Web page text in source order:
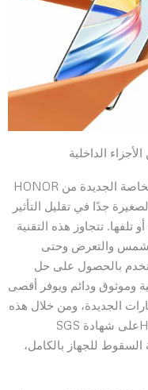
علاوة على ذلك، يمكن أن تساعد المواد الخاصة الجديدة من HONOR
جدًا في تقليل التأثير
تتجاوز هذه التقنية
والتعرض وحتى
بالحصول على حل
وموثوق ودائم ويوفر أقصى
الجديدة، ومن خلال هذه
المزايا، فقد حصل هاتف HONOR X9b 5Gعلى شهادة SGS
للجهاز بالكامل،